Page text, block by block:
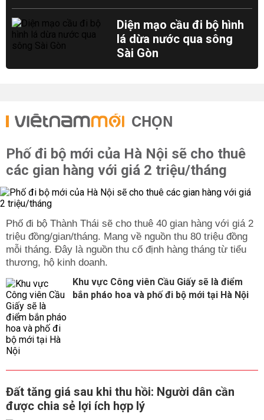
Diện mạo cầu đi bộ hình
lá dừa nước qua sông
Sài Gòn
CHỌN
Phố đi bộ mới của Hà Nội sẽ cho thuê
các gian hàng với giá 2 triệu/tháng
Phố đi bộ Thành Thái sẽ cho thuê 40 gian hàng với giá 2
triệu đồng/gian/tháng. Mang về nguồn thu 80 triệu đồng
mỗi tháng. Đây là nguồn thu cố định hàng tháng từ tiểu
thương, hộ kinh doanh.
Khu vực Công viên Cầu Giấy sẽ là điểm
bắn pháo hoa và phố đi bộ mới tại Hà Nội
Đất tăng giá sau khi thu hồi: Người dân cần
được chia sẻ lợi ích hợp lý